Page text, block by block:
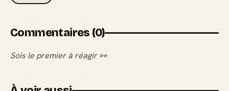
Commentaires (0)
Sois le premier à réagir 👀